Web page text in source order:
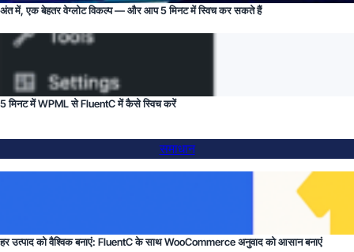
अंत में, एक बेहतर वेग्लोट विकल्प — और आप 5 मिनट में स्विच कर सकते हैं
5 मिनट में WPML से FluentC में कैसे स्विच करें
समाधान
हर उत्पाद को वैश्विक बनाएं: FluentC के साथ WooCommerce अनुवाद को आसान बनाएं